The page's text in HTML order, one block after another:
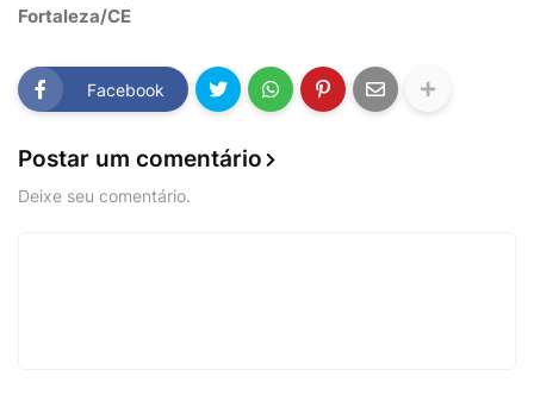
Fortaleza/CE
Facebook
Postar um comentário
Deixe seu comentário.